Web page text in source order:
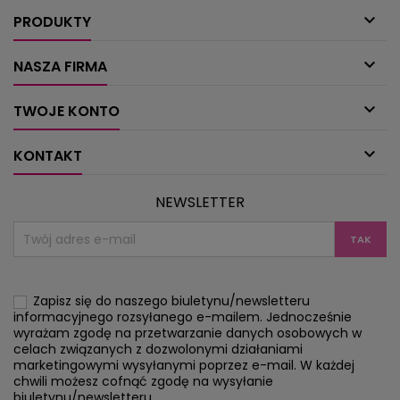
PRODUKTY 
NASZA FIRMA 
TWOJE KONTO 
KONTAKT 
NEWSLETTER
Zapisz się do naszego biuletynu/newsletteru
informacyjnego rozsyłanego e-mailem. Jednocześnie
wyrażam zgodę na przetwarzanie danych osobowych w
celach związanych z dozwolonymi działaniami
marketingowymi wysyłanymi poprzez e-mail. W każdej
chwili możesz cofnąć zgodę na wysyłanie